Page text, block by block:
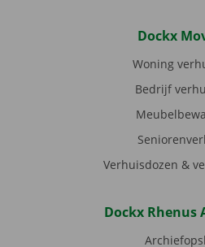
Dockx
Woning
Bedrijf
Verhuisdozen &
Dockx Rhenus